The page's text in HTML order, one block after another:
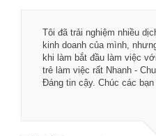
Tôi đã trải nghiệm nhiều
kinh doanh của mình,
khi làm bắt đầu làm việc
trẻ làm việc rất Nhanh -
Đáng tin cậy. Chúc các